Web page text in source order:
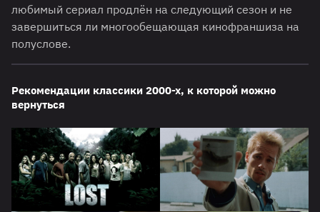
любимый сериал продлён на следующий сезон и не
завершиться ли многообещающая кинофраншиза на
полуслове.
Рекомендации классики 2000-х, к которой можно
вернуться